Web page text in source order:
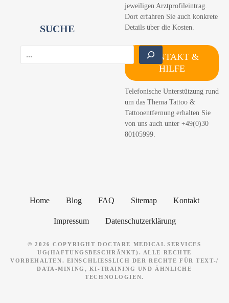
SUCHE
jeweiligen Arztprofileintrag.
Dort erfahren Sie auch konkrete
Details über die Kosten.
KONTAKT &
HILFE
Telefonische Unterstützung rund
um das Thema Tattoo &
Tattooentfernung erhalten Sie
von uns auch unter +49(0)30
80105999.
Home Blog FAQ Sitemap Kontakt
Impressum Datenschutzerklärung
© 2026 COPYRIGHT DOCTARE MEDICAL SERVICES
UG(HAFTUNGSBESCHRÄNKT). ALLE RECHTE
VORBEHALTEN. EINSCHLIESSLICH DER RECHTE FÜR TEXT-/ D
ATA-MINING, KI-TRAINING UND ÄHNLICHE T
ECHNOLOGIEN.